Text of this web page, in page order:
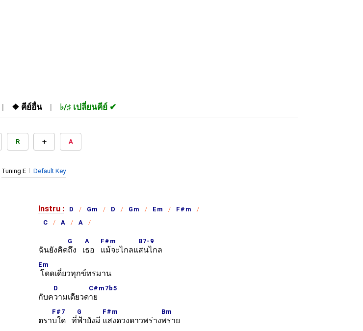
❖ คีย์อื่น ♭/♯ เปลี่ยนคีย์
R A
Tuning E Default Key
Instru : D Gm D Gm Em
F#m
C
A A
ฉันยังคิด
G
ถึง เ
A
ธอ
F#m
แม้จะไกลแ
B7-9
สนไกล
Em
โดดเดี่ยวทุกข์ทรมาน
กับค
D
วามเดียวด
C#m7b5
าย
ตรา
F#7
บใด ที่
G
ฟ้ายังมี
F#m
แสงดวงดาวพร่าง
Bm
พราย